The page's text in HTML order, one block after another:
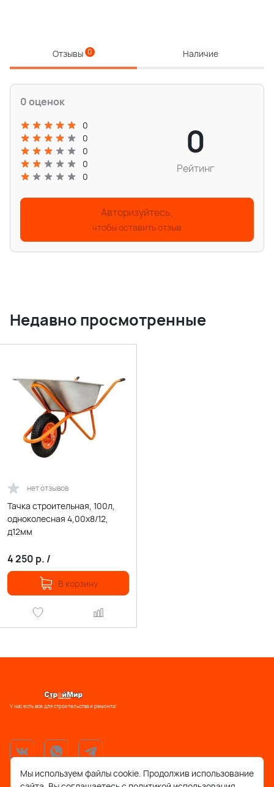
Отзывы 0 Наличие
0 оценок
0
0
0
0
0
0
Рейтинг
Авторизуйтесь,
чтобы оставить отзыв
Недавно просмотренные
нет отзывов
Тачка строительная, 100л,
одноколесная 4,00х8/12,
д12мм
4 250 р. /
В корзину
У нас есть все для строительства и ремонта!
Мы используем файлы cookie. Продолжив использование